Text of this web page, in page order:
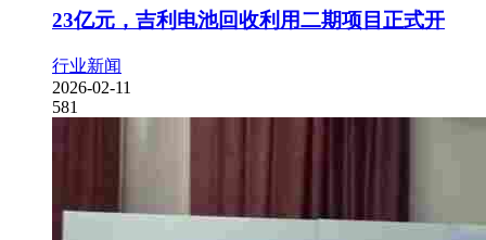
23亿元，吉利电池回收利用二期项目正式开
行业新闻
2026-02-11
581